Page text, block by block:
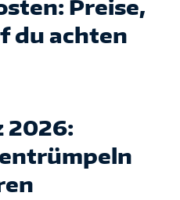
Preise,
du achten
2026: